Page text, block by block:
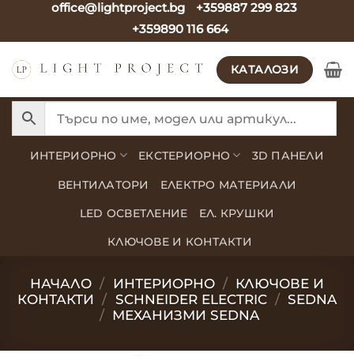
office@lightproject.bg
+359887 299 823
+359890 116 664
КАТАЛОЗИ
ИНТЕРИОРНО ЕКСТЕРИОРНО 3D ПАНЕЛИ
ВЕНТИЛАТОРИ ЕЛЕКТРО МАТЕРИАЛИ
LED ОСВЕТЛЕНИЕ ЕЛ. КРУШКИ
КЛЮЧОВЕ И КОНТАКТИ
НАЧАЛО / ИНТЕРИОРНО / КЛЮЧОВЕ И
КОНТАКТИ / SCHNEIDER ELECTRIC / SEDNA
/ МЕХАНИЗМИ SEDNA